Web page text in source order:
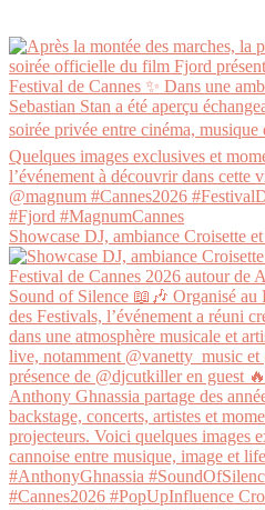
Showcase DJ, ambiance Croisette